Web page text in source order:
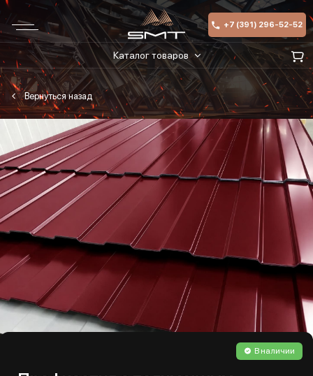
+7 (391) 296-52-52
Каталог товаров
В наличии